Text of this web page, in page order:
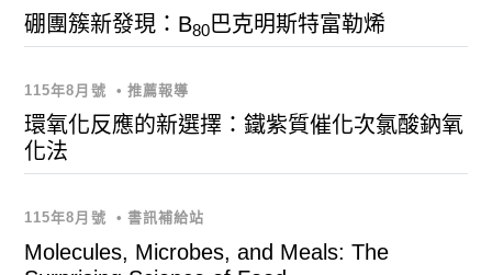
硼團簇新發現：B80巴克明斯特富勒烯
115年8月號 • 推薦報導
環氧化反應的新選擇：鐵紫質催化次氯酸鈉氧
化法
115年8月號 • 書訊補給站
Molecules, Microbes, and Meals: The